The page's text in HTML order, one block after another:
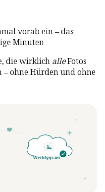
vorab ein – das
Minuten
die wirklich alleFotos
ohne Hürden und ohne
Weddygram